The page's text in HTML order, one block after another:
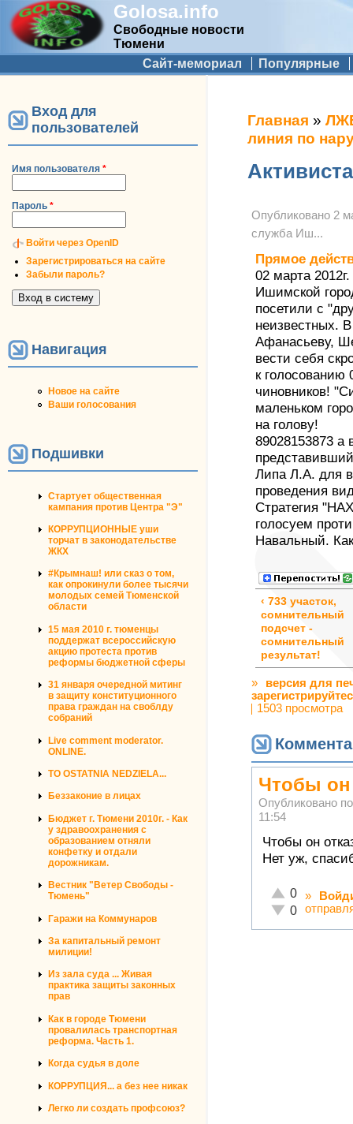
Golosa.info
Свободные новости
Тюмени
Дополнительное меню
Сайт-мемориал Популярные
Вход для
пользователей
Имя пользователя *
Пароль *
Войти через OpenID
Зарегистрироваться на сайте
Забыли пароль?
Навигация
Новое на сайте
Ваши голосования
Подшивки
Стартует общественная
кампания против Центра "Э"
КОРРУПЦИОННЫЕ уши
торчат в законодательстве
ЖКХ
#Крымнаш! или сказ о том,
как опрокинули более тысячи
молодых семей Тюменской
области
15 мая 2010 г. тюменцы
поддержат всероссийскую
акцию протеста против
реформы бюджетной сферы
31 января очередной митинг
в защиту конституционного
права граждан на своблду
собраний
Live comment moderator.
ONLINE.
TO OSTATNIA NEDZIELA...
Беззаконие в лицах
Бюджет г. Тюмени 2010г. - Как
у здравоохранения с
образованием отняли
конфетку и отдали
дорожникам.
Вестник "Ветер Свободы -
Тюмень"
Гаражи на Коммунаров
За капитальный ремонт
милиции!
Из зала суда ... Живая
практика защиты законных
прав
Как в городе Тюмени
провалилась транспортная
реформа. Часть 1.
Когда судья в доле
КОРРУПЦИЯ... а без нее никак
Легко ли создать профсоюз?
Вы здесь
Главная »
линия по
Опубликовано 2
служба Иш...
Прямое
02 марта
Ишимской
посетили с
неизвестных.
Афанасьеву,
вести себя
к голосованию
чиновников!
маленьком
на голову!
89028153873 а
Липа Л.А. для
проведения
Стратегия
голосуем
Навальный.
‹ 733 участок,
сомнительный
подсчет -
сомнительный
результат!
»
версия для
1503 просмотра
Чтобы он
Опубликовано
11:54
Чтобы он
Нет уж,
Отлично!
0
Неадекватно!
0
»